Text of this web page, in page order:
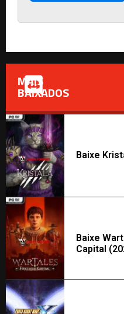
MAIS
BAIXADOS
Baixe
Baixe
Capital